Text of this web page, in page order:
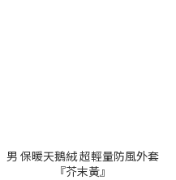
男 保暖天鵝絨 超輕量防風外套
『芥末黃』